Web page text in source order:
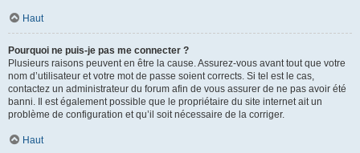
Haut
Pourquoi ne puis-je pas me connecter ?
Plusieurs raisons peuvent en être la cause. Assurez-vous avant tout que votre
nom d’utilisateur et votre mot de passe soient corrects. Si tel est le cas,
contactez un administrateur du forum afin de vous assurer de ne pas avoir été
banni. Il est également possible que le propriétaire du site internet ait un
problème de configuration et qu’il soit nécessaire de la corriger.
Haut